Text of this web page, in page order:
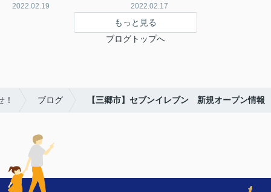
2022.02.19 2022.02.17
もっと見る
ブログトップへ
ブログ 【三郷市】セブンイレブン 新規オープン情報